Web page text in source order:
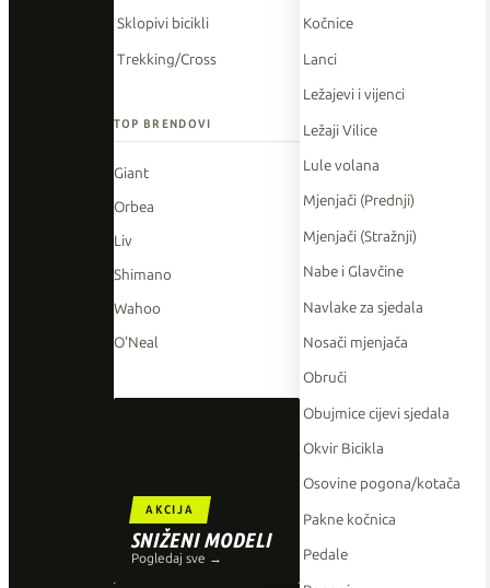
Sklopivi bicikli
Trekking/Cross
TOP BRENDOVI
Giant
Orbea
Liv
Shimano
Wahoo
O'Neal
AKCIJA
SNIŽENI MODELI
Pogledaj sve →
Kočnice
Lanci
Ležajevi i vijenci
Ležaji Vilice
Lule volana
Mjenjači (Prednji)
Mjenjači (Stražnji)
Nabe i Glavčine
Navlake za sjedala
Nosači mjenjača
Obruči
Obujmice cijevi sjedala
Okvir Bicikla
Osovine pogona/kotača
Pakne kočnica
Pedale